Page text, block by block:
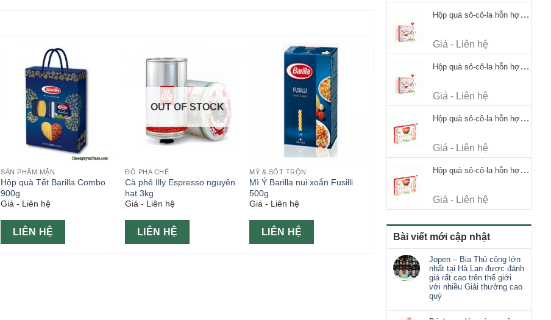
Hộp quà sô-cô-la hỗn hợp Merci Petits Chocolate Collection 125g thiếc
Giá - Liên hệ
Hộp quà sô-cô-la hỗn hợp Merci Petits Chocolate Collection 125g thiếc
Giá - Liên hệ
Hộp quà sô-cô-la hỗn hợp Merci Finest Selection 250g thiếc
Giá - Liên hệ
Hộp quà sô-cô-la hỗn hợp Merci Finest Selection 250g thiếc
Giá - Liên hệ
Bài viết mới cập nhật
Jopen – Bia Thủ công lớn
nhất tại Hà Lan được đánh
giá rất cao trên thế giới
với nhiều Giải thưởng cao
quý
SẢN PHẨM MẶN
Hộp quà Tết Barilla Combo
900g
Giá - Liên hệ
LIÊN HỆ
OUT OF STOCK
ĐỒ PHA CHẾ
Cà phê Illy Espresso nguyên
hạt 3kg
Giá - Liên hệ
LIÊN HỆ
MỲ & SỐT TRỘN
Mì Ý Barilla nui xoắn Fusilli
500g
Giá - Liên hệ
LIÊN HỆ